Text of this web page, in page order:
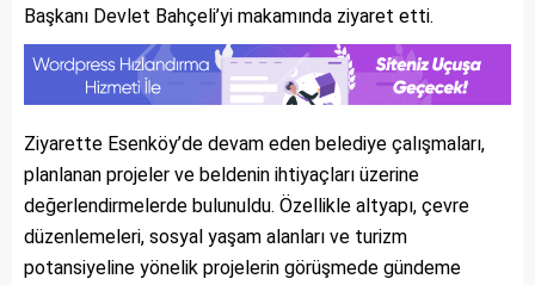
Başkanı Devlet Bahçeli’yi makamında ziyaret etti.
Ziyarette Esenköy’de devam eden belediye çalışmaları,
planlanan projeler ve beldenin ihtiyaçları üzerine
değerlendirmelerde bulunuldu. Özellikle altyapı, çevre
düzenlemeleri, sosyal yaşam alanları ve turizm
potansiyeline yönelik projelerin görüşmede gündeme